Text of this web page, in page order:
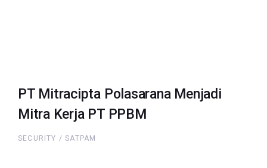
PT Mitracipta Polasarana Menjadi
Mitra Kerja PT PPBM
SECURITY / SATPAM